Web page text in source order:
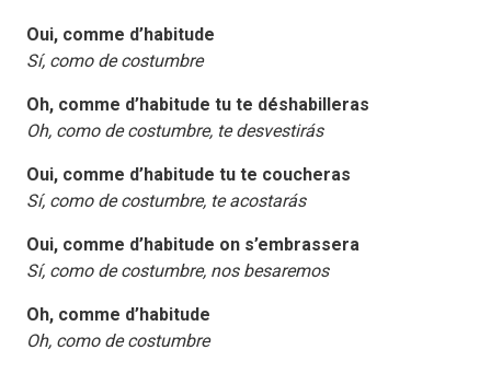
Oui, comme d’habitude
Sí, como de costumbre
Oh, comme d’habitude tu te déshabilleras
Oh, como de costumbre, te desvestirás
Oui, comme d’habitude tu te coucheras
Sí, como de costumbre, te acostarás
Oui, comme d’habitude on s’embrassera
Sí, como de costumbre, nos besaremos
Oh, comme d’habitude
Oh, como de costumbre